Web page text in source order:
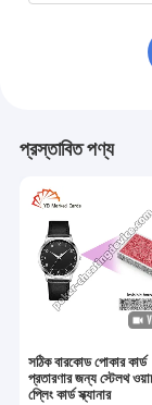
প্রস্তাবিত পণ্য
সঠিক বারকোড পোকার কার্ড
প্রতারণার জন্য স্টেলথ
প্লেিং কার্ড স্ক্যানার